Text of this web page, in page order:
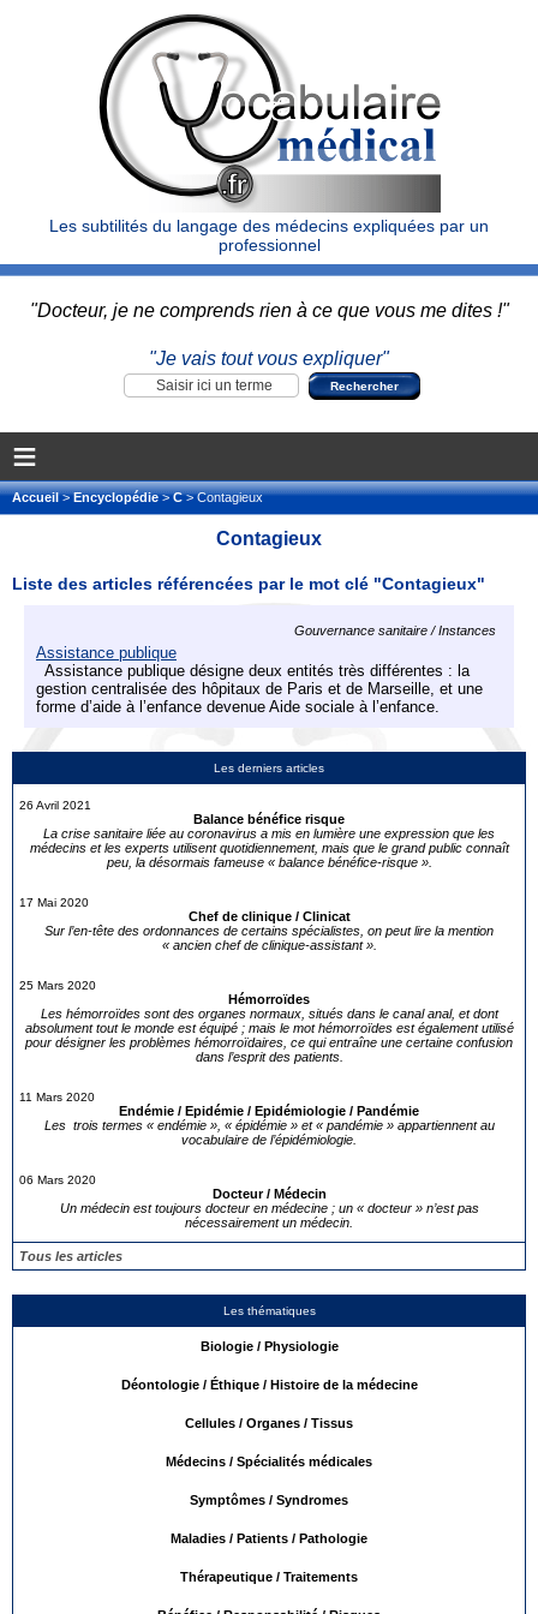
Les subtilités du langage des médecins expliquées par un
professionnel
"Docteur, je ne comprends rien à ce que vous me dites !"
"Je vais tout vous expliquer"
≡
Accueil>Encyclopédie>C> Contagieux
Les derniers articles
26 Avril 2021
Balance bénéfice risque
La crise sanitaire liée au coronavirus a mis en lumière une expression que les
médecins et les experts utilisent quotidiennement, mais que le grand public connaît
peu, la désormais fameuse « balance bénéfice-risque ».
17 Mai 2020
Chef de clinique / Clinicat
Sur l’en-tête des ordonnances de certains spécialistes, on peut lire la mention
« ancien chef de clinique-assistant ».
25 Mars 2020
Hémorroïdes
Les hémorroïdes sont des organes normaux, situés dans le canal anal, et dont
absolument tout le monde est équipé ; mais le mot hémorroïdes est également utilisé
pour désigner les problèmes hémorroïdaires, ce qui entraîne une certaine confusion
dans l’esprit des patients.
11 Mars 2020
Endémie / Epidémie / Epidémiologie / Pandémie
Les trois termes « endémie », « épidémie » et « pandémie » appartiennent au
vocabulaire de l’épidémiologie.
06 Mars 2020
Docteur / Médecin
Un médecin est toujours docteur en médecine ; un « docteur » n’est pas
nécessairement un médecin.
Tous les articles
Les thématiques
Biologie / Physiologie
Déontologie / Éthique / Histoire de la médecine
Cellules / Organes / Tissus
Médecins / Spécialités médicales
Symptômes / Syndromes
Maladies / Patients / Pathologie
Thérapeutique / Traitements
Contagieux
Liste des articles référencées par le mot clé "Contagieux"
Gouvernance sanitaire / Instances
Assistance publique
Assistance publique désigne deux entités très différentes : la
gestion centralisée des hôpitaux de Paris et de Marseille, et une
forme d’aide à l’enfance devenue Aide sociale à l’enfance.